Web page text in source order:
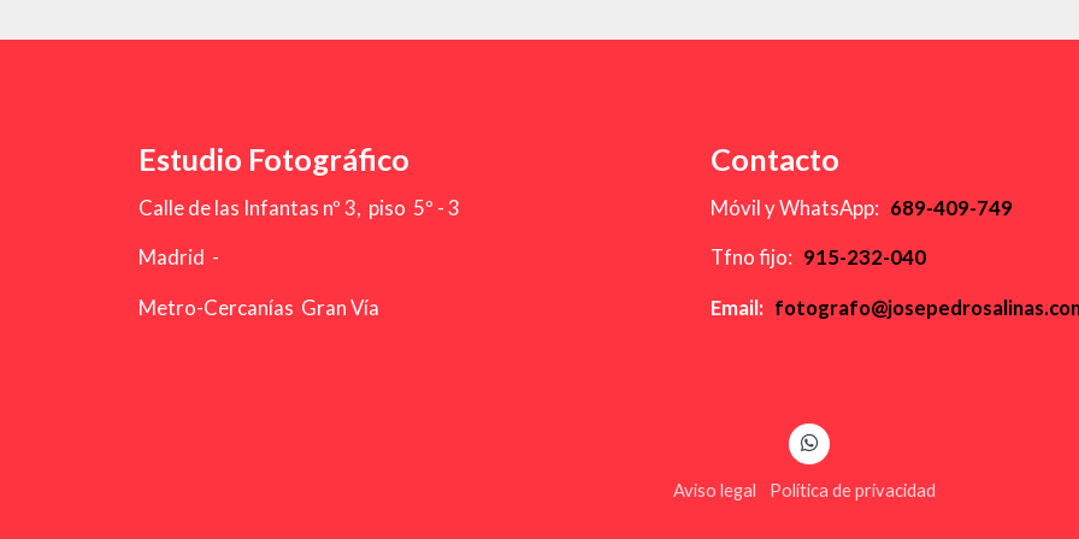
Estudio Fotográfico
Calle de las Infantas nº 3, piso 5º - 3
Madrid -
Metro-Cercanías Gran Vía
Contacto
Móvil y WhatsApp: 689-409-749
Tfno fijo: 915-232-040
Email:
Aviso legal Política de privacidad